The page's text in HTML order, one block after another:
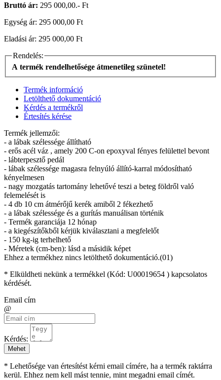
Bruttó ár: 295 000,00.- Ft
Egység ár: 295 000,00 Ft
Eladási ár: 295 000,00 Ft
Rendelés:
A termék rendelhetősége átmenetileg szünetel!
Termék információ
Letölthető dokumentáció
Kérdés a termékről
Értesítés kérése
Termék jellemzői:
- a lábak szélessége állítható
- erős acél váz , amely 200 C-on epoxyval fényes felülettel bevont
- lábterpesztő pedál
- lábak szélessége magasra felnyúló állító-karral módosítható
kényelmesen
- nagy mozgatás tartomány lehetővé teszi a beteg földről való
felemelését is
- 4 db 10 cm átmérőjű kerék amiből 2 fékezhető
- a lábak szélessége és a gurítás manuálisan történik
- Termék garanciája 12 hónap
- a kiegészítőkből kérjük kiválasztani a megfelelőt
- 150 kg-ig terhelhető
- Méretek (cm-ben): lásd a másidik képet
Ehhez a termékhez nincs letölthető dokumentáció.(01)
* Elküldheti nekünk a termékkel (Kód: U00019654 ) kapcsolatos
kérdését.
Email cím
@
Kérdés:
Mehet
* Lehetősége van értesítést kérni email címére, ha a termék raktárra
kerül. Ehhez nem kell mást tennie, mint megadni email címét.